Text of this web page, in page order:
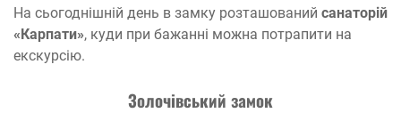
На сьогоднішній день в замку розташований санаторій
«Карпати», куди при бажанні можна потрапити на
екскурсію.
Золочівський замок